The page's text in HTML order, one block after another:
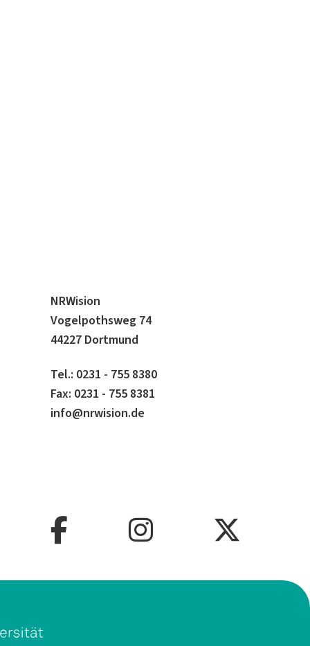
NRWision
Vogelpothsweg 74
44227 Dortmund
Tel.: 0231 - 755 8380
Fax: 0231 - 755 8381
info@nrwision.de